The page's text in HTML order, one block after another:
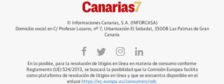
© Informaciones Canarias, S.A. (INFORCASA)
Domicilio social en C/ Profesor Lozano, nº 7, Urbanización El Sebadal, 35008 Las Palmas de Gran
Canaria
En lo posible, para la resolución de litigios en línea en materia de consumo conforme
Reglamento (UE) 524/2013, se buscará la posibilidad que la Comisión Europea facilita
como plataforma de resolución de litigios en línea y que se encuentra disponible en el
enlace https://ec.europa.eu/consumers/odr.